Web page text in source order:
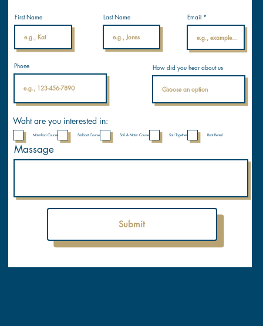
licenses.
com
Internati
onal
Academ
y
First Name Last Name Email
Phone
Submit
Waht are you interested in:
Motorboa Course Sailboat Course Sail & Motor Course Sail Together Boat Rental
How did you hear about us
Massage